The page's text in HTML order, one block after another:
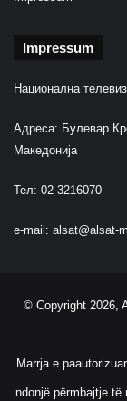
Impressum
Национална
Адреса: Булевар
Македонија
Тел: 02 3216070
e-mail: alsat@alsat-
© Copyright 2026,
Marrja e
ndonjë përmbajtje të